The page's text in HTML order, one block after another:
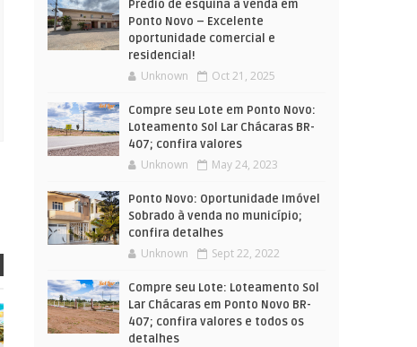
Prédio de esquina à venda em
Ponto Novo – Excelente
oportunidade comercial e
residencial!
Unknown Oct 21, 2025
Compre seu Lote em Ponto Novo:
Loteamento Sol Lar Chácaras BR-
407; confira valores
Unknown May 24, 2023
Ponto Novo: Oportunidade Imóvel
Sobrado à venda no município;
confira detalhes
Unknown Sept 22, 2022
Compre seu Lote: Loteamento Sol
Lar Chácaras em Ponto Novo BR-
407; confira valores e todos os
detalhes